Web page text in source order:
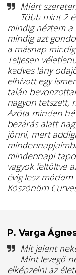
Miért
Több mint 2
mindig néztem
mindig azt
a másnap
Teljesen
kedves lány
elhívott egy
talán
nagyon tetszett,
Azóta minden
bezárás alatt
jönni, mert
mindennapi
vagyok feltöltve
évig lesz módom
Köszönöm
P. Varga
Mit jelent
Mint levegő
elképzelni az